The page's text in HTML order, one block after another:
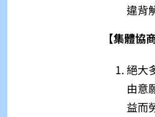
違背
【集體協
絕大
由意
益而